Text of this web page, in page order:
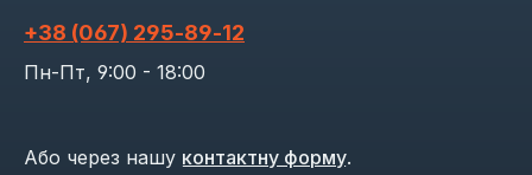
+38 (067) 295‑89‑12
Пн-Пт, 9:00 - 18:00
Або через нашу контактну форму.